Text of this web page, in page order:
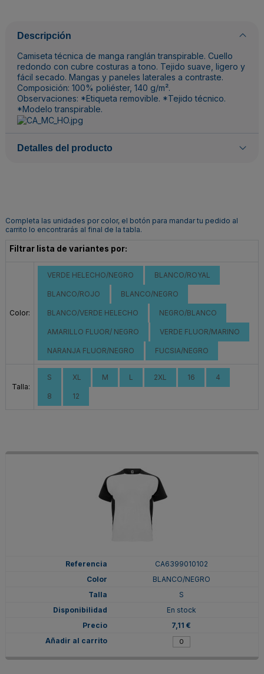
Descripción
Camiseta técnica de manga ranglán transpirable. Cuello
redondo con cubre costuras a tono. Tejido suave, ligero y
fácil secado. Mangas y paneles laterales a contraste.
Composición: 100% poliéster, 140 g/m².
Observaciones: *Etiqueta removible. *Tejido técnico.
*Modelo transpirable.
Detalles del producto
Completa las unidades por color, el botón para mandar tu pedido al
carrito lo encontrarás al final de la tabla.
Filtrar lista de variantes por:
Color:
VERDE HELECHO/NEGRO BLANCO/ROYAL
BLANCO/ROJO BLANCO/NEGRO
BLANCO/VERDE HELECHO NEGRO/BLANCO
AMARILLO FLUOR/ NEGRO VERDE FLUOR/MARINO
NARANJA FLUOR/NEGRO FUCSIA/NEGRO
Talla:
S XL M L 2XL 16 4
8 12
CA6399010102
BLANCO/NEGRO
S
En stock
7,11 €